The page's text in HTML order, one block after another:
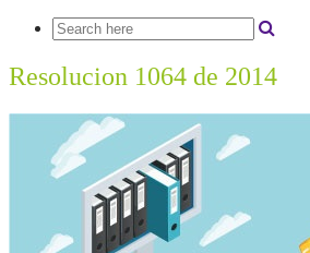
Resolucion 1064 de 2014